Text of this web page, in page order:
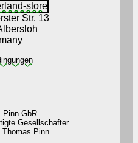
Str. 13
Pinn GbR
Gesellschafter
Pinn